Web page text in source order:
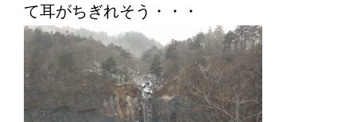
て耳がちぎれそう・・・